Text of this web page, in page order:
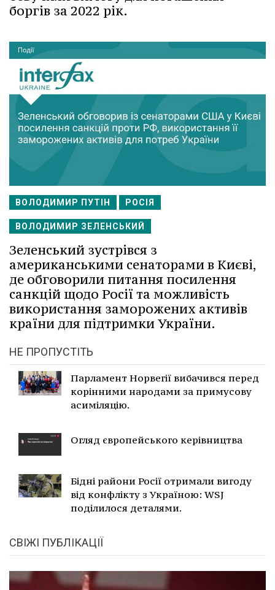
боргів за 2022 рік.
ВОЛОДИМИР ПУТІН РОСІЯ
ВОЛОДИМИР ЗЕЛЕНСЬКИЙ
Зеленський зустрівся з
американськими сенаторами в Києві,
де обговорили питання посилення
санкцій щодо Росії та можливість
використання заморожених активів
країни для підтримки України.
НЕ ПРОПУСТІТЬ
Парламент Норвегії вибачився перед
корінними народами за примусову
асиміляцію.
Огляд європейського керівництва
Бідні райони Росії отримали вигоду
від конфлікту з Україною: WSJ
поділилося деталями.
СВІЖІ ПУБЛІКАЦІЇ